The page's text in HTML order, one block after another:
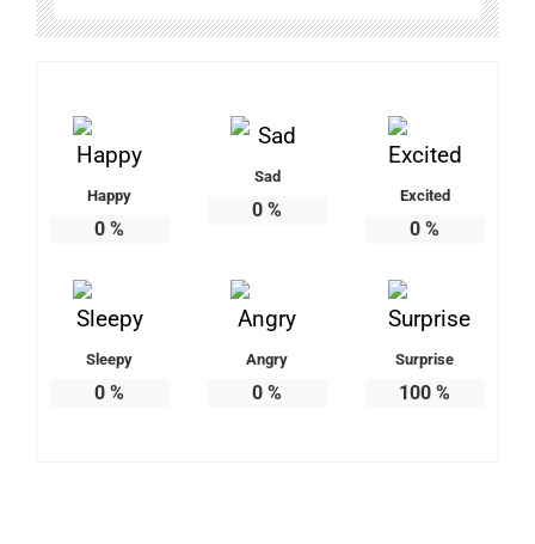
Happy
0 %
Sad
0 %
Excited
0 %
Sleepy
0 %
Angry
0 %
Surprise
100 %